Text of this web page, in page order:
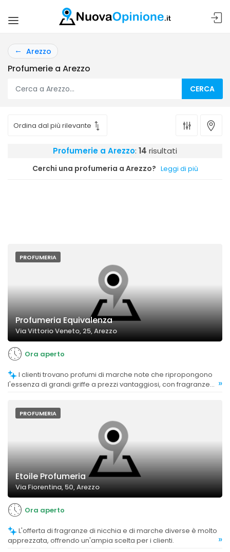
Arezzo
Profumerie a Arezzo
CERCA
Profumerie a Arezzo: 14 risultati
Cerchi una profumeria a Arezzo? Leggi di più
PROFUMERIA
Profumeria Equivalenza
Via Vittorio Veneto, 25, Arezzo
Ora aperto
l'essenza di grandi griffe a prezzi vantaggiosi, con fragranze
»
PROFUMERIA
Etoile Profumeria
Via Fiorentina, 50, Arezzo
Ora aperto
apprezzata, offrendo un'ampia scelta per i clienti.
»